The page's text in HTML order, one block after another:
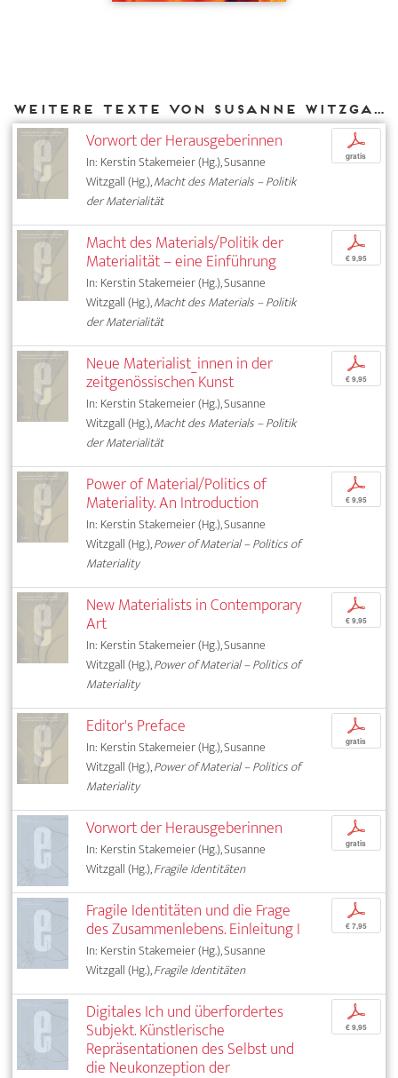
Weitere Texte von Susanne Witzgall bei DIAPHANES
Vorwort der Herausgeberinnen
In: Kerstin Stakemeier (Hg.), Susanne
Witzgall (Hg.),Macht des Materials – Politik
der Materialität
p
gratis
Macht des Materials/Politik der
Materialität – eine Einführung
In: Kerstin Stakemeier (Hg.), Susanne
Witzgall (Hg.),Macht des Materials – Politik
der Materialität
p
€ 9,95
Neue Materialist_innen in der
zeitgenössischen Kunst
In: Kerstin Stakemeier (Hg.), Susanne
Witzgall (Hg.),Macht des Materials – Politik
der Materialität
p
€ 9,95
Power of Material/Politics of
Materiality. An Introduction
In: Kerstin Stakemeier (Hg.), Susanne
Witzgall (Hg.),Power of Material – Politics of
Materiality
p
€ 9,95
New Materialists in Contemporary
Art
In: Kerstin Stakemeier (Hg.), Susanne
Witzgall (Hg.),Power of Material – Politics of
Materiality
p
€ 9,95
Editor's Preface
In: Kerstin Stakemeier (Hg.), Susanne
Witzgall (Hg.),Power of Material – Politics of
Materiality
p
gratis
Vorwort der Herausgeberinnen
In: Kerstin Stakemeier (Hg.), Susanne
Witzgall (Hg.),Fragile Identitäten
p
gratis
Fragile Identitäten und die Frage
des Zusammenlebens. Einleitung I
In: Kerstin Stakemeier (Hg.), Susanne
Witzgall (Hg.),Fragile Identitäten
p
€ 7,95
Digitales Ich und überfordertes
Subjekt. Künstlerische
Repräsentationen des Selbst und
die Neukonzeption der
p
€ 9,95